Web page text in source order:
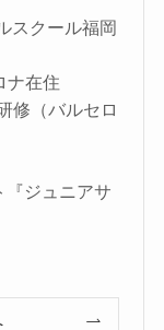
スクール福岡
ナ在住
修（バルセロ
『ジュニアサ